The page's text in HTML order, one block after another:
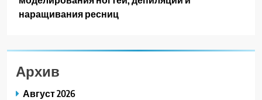
наращивания ресниц
Архив
Август 2026